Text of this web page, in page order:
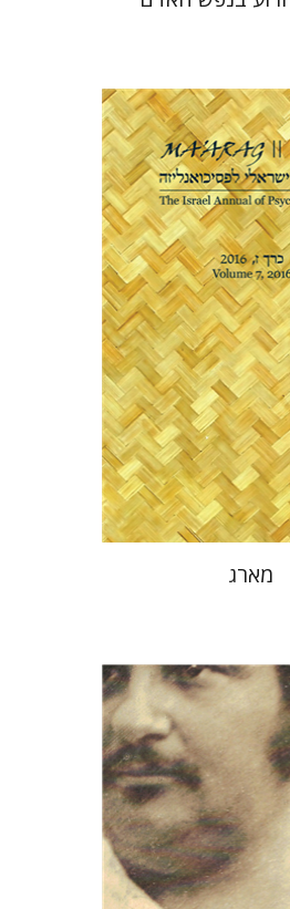
ספירו
אתר ספר מודפס
$32
$29
מארג